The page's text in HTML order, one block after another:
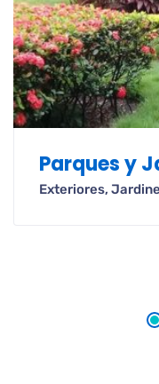
Parques y
Exteriores,